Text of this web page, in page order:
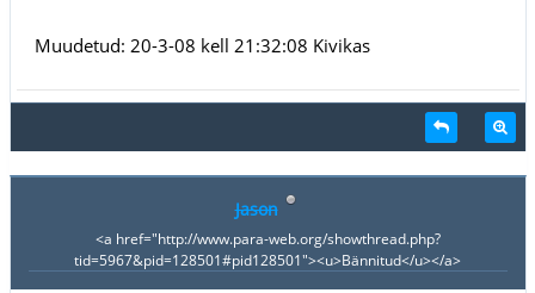
Muudetud: 20-3-08 kell 21:32:08 Kivikas
Jason
<a href="http://www.para-web.org/showthread.php?
tid=5967&pid=128501#pid128501"><u>Bännitud</u></a>